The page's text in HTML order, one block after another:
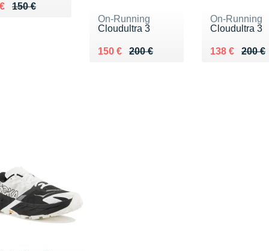
150 €
de 150 €
128 €
On-Running
Cloudultra 3
200 €
Au lieu de 200 €
150 €
Vendu 150 €
On-Running
Cloudultra 3
200 €
Au lieu de
138 €
Vendu 138 €